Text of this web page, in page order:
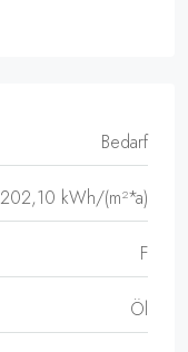
Bedarf
202,10 kWh/(m²*a)
F
Öl